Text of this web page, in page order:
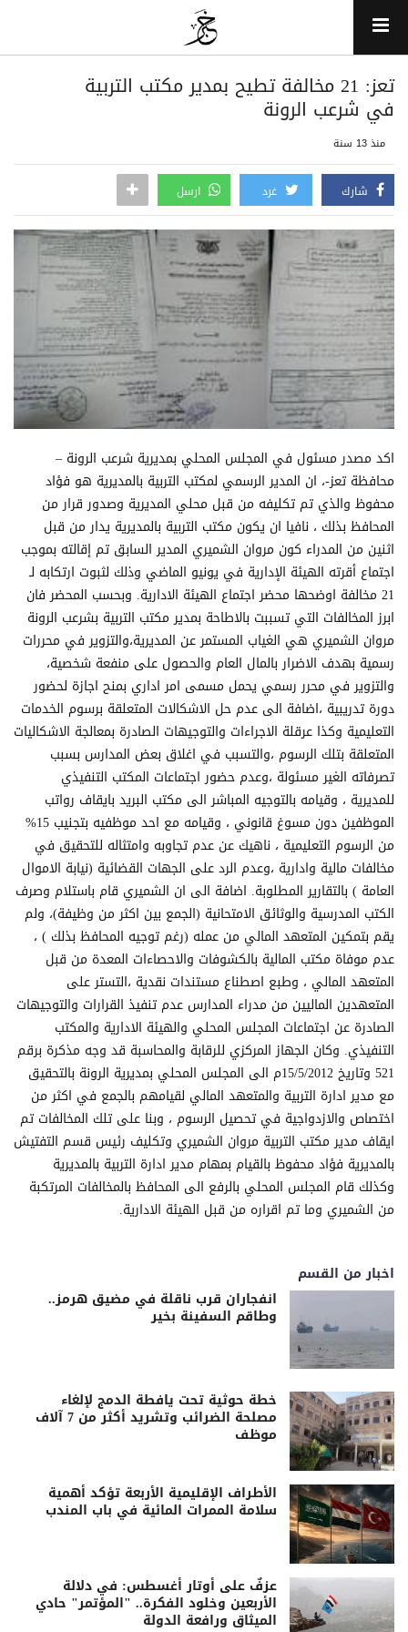
تعز: 21 مخالفة تطيح بمدير مكتب التربية
في شرعب الرونة
منذ 13 سنة
شارك غرد ارسل
اكد مصدر مسئول في المجلس المحلي بمديرية شرعب الرونة –
محافظة تعز-، ان المدير الرسمي لمكتب التربية بالمديرية هو فؤاد
محفوظ والذي تم تكليفه من قبل محلي المديرية وصدور قرار من
المحافظ بذلك ، نافيا ان يكون مكتب التربية بالمديرية يدار من قبل
اثنين من المدراء كون مروان الشميري المدير السابق تم إقالته بموجب
اجتماع أقرته الهيئة الإدارية في يونيو الماضي وذلك لثبوت ارتكابه لـ
21 مخالفة اوضحها محضر اجتماع الهيئة الادارية. وبحسب المحضر فان
ابرز المخالفات التي تسببت بالاطاحة بمدير مكتب التربية بشرعب الرونة
مروان الشميري هي الغياب المستمر عن المديرية،والتزوير في محررات
رسمية بهدف الاضرار بالمال العام والحصول على منفعة شخصية،
والتزوير في محرر رسمي يحمل مسمى امر اداري بمنح اجازة لحضور
دورة تدريبية ،اضافة الى عدم حل الاشكالات المتعلقة برسوم الخدمات
التعليمية وكذا عرقلة الاجراءات والتوجيهات الصادرة بمعالجة الاشكاليات
المتعلقة بتلك الرسوم ،والتسبب في اغلاق بعض المدارس بسبب
تصرفاته الغير مسئولة ،وعدم حضور اجتماعات المكتب التنفيذي
للمديرية ، وقيامه بالتوجيه المباشر الى مكتب البريد بايقاف رواتب
الموظفين دون مسوغ قانوني ، وقيامه مع احد موظفيه بتجنيب 15%
من الرسوم التعليمية ، ناهيك عن عدم تجاوبه وامتثاله للتحقيق في
مخالفات مالية وادارية ،وعدم الرد على الجهات القضائية (نيابة الاموال
العامة ) بالتقارير المطلوبة. اضافة الى ان الشميري قام باستلام وصرف
الكتب المدرسية والوثائق الامتحانية (الجمع بين اكثر من وظيفة)، ولم
يقم بتمكين المتعهد المالي من عمله (رغم توجيه المحافظ بذلك ) ،
عدم موفاة مكتب المالية بالكشوفات والاحصاءات المعدة من قبل
المتعهد المالي ، وطبع اصطناع مستندات نقدية ،التستر على
المتعهدين الماليين من مدراء المدارس عدم تنفيذ القرارات والتوجيهات
الصادرة عن اجتماعات المجلس المحلي والهيئة الادارية والمكتب
التنفيذي. وكان الجهاز المركزي للرقابة والمحاسبة قد وجه مذكرة برقم
521 وتاريخ 15/5/2012م الى المجلس المحلي بمديرية الرونة بالتحقيق
مع مدير ادارة التربية والمتعهد المالي لقيامهم بالجمع في اكثر من
اختصاص والازدواجية في تحصيل الرسوم ، وبنا على تلك المخالفات تم
ايقاف مدير مكتب التربية مروان الشميري وتكليف رئيس قسم التفتيش
بالمديرية فؤاد محفوظ بالقيام بمهام مدير ادارة التربية بالمديرية
وكذلك قام المجلس المحلي بالرفع الى المحافظ بالمخالفات المرتكبة
من الشميري وما تم اقراره من قبل الهيئة الادارية.
اخبار من القسم
انفجاران قرب ناقلة في مضيق هرمز..
وطاقم السفينة بخير
خطة حوثية تحت يافطة الدمج لإلغاء
مصلحة الضرائب وتشريد أكثر من 7 آلاف
موظف
الأطراف الإقليمية الأربعة تؤكد أهمية
سلامة الممرات المائية في باب المندب
عزفٌ على أوتار أغسطس: في دلالة
الأربعين وخلود الفكرة.. "المؤتمر" حادي
الميثاق ورافعة الدولة